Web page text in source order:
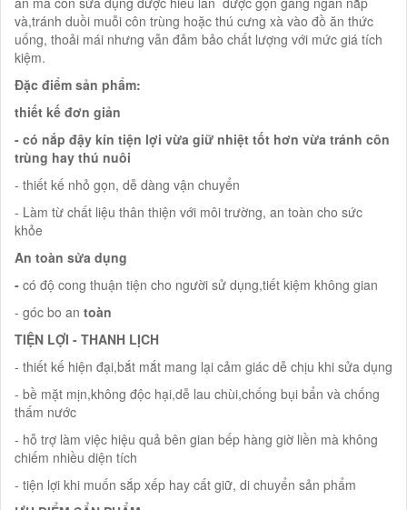
và,tránh duồi muỗi côn trùng hoặc thú cưng xà vào đồ ăn thức
uống, thoải mái nhưng vẫn đảm bảo chất lượng với mức giá tích
kiệm.
Đặc điểm sản phẩm:
thiết kế đơn giản
- có nắp đậy kín tiện lợi vừa giữ nhiệt tốt hơn vừa tránh côn
trùng hay thú nuôi
- thiết kế nhỏ gọn, dễ dàng vận chuyển
- Làm từ chất liệu thân thiện với môi trường, an toàn cho sức
khỏe
An toàn sửa dụng
- có độ cong thuận tiện cho người sử dụng,tiết kiệm không gian
- góc bo an toàn
TIỆN LỢI - THANH LỊCH
- thiết kế hiện đại,bắt mắt mang lại cảm giác dễ chịu khi sửa dụng
- bề mặt mịn,không độc hại,dễ lau chùi,chống bụi bẩn và chống
thấm nước
- hỗ trợ làm việc hiệu quả bên gian bếp hàng giờ liền mà không
chiếm nhiều diện tích
- tiện lợi khi muốn sắp xếp hay cất giữ, di chuyển sản phẩm